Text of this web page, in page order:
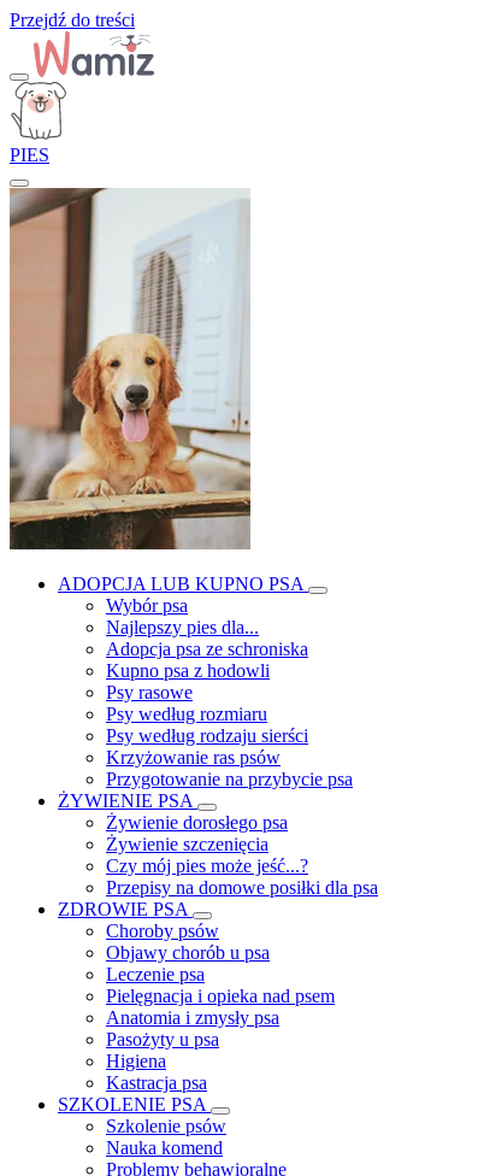
Przejdź do treści
PIES
ADOPCJA LUB KUPNO PSA
Wybór psa
Najlepszy pies dla...
Adopcja psa ze schroniska
Kupno psa z hodowli
Psy rasowe
Psy według rozmiaru
Psy według rodzaju sierści
Krzyżowanie ras psów
Przygotowanie na przybycie psa
ŻYWIENIE PSA
Żywienie dorosłego psa
Żywienie szczenięcia
Czy mój pies może jeść...?
Przepisy na domowe posiłki dla psa
ZDROWIE PSA
Choroby psów
Objawy chorób u psa
Leczenie psa
Pielęgnacja i opieka nad psem
Anatomia i zmysły psa
Pasożyty u psa
Higiena
Kastracja psa
SZKOLENIE PSA
Szkolenie psów
Nauka komend
Problemy behawioralne